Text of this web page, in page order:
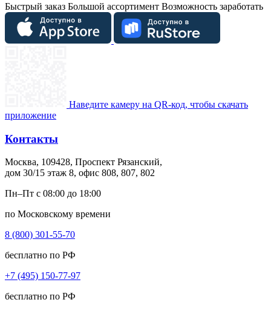
Быстрый заказ Большой ассортимент Возможность заработать
Наведите камеру на QR-код, чтобы скачать
приложение
Контакты
Москва, 109428, Проспект Рязанский,
дом 30/15 этаж 8, офис 808, 807, 802
Пн–Пт с 08:00 до 18:00
по Московскому времени
8 (800) 301-55-70
бесплатно по РФ
+7 (495) 150-77-97
бесплатно по РФ